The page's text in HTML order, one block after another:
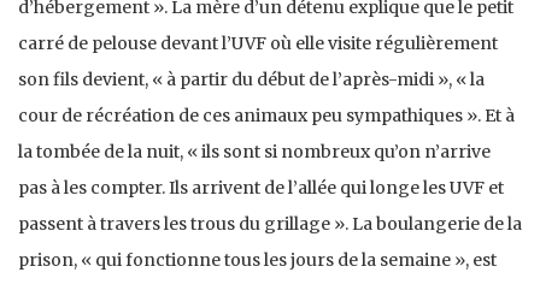
d’hébergement ». La mère d’un détenu explique que le petit
carré de pelouse devant l’UVF où elle visite régulièrement
son fils devient, « à partir du début de l’après-midi », « la
cour de récréation de ces animaux peu sympathiques ». Et à
la tombée de la nuit, « ils sont si nombreux qu’on n’arrive
pas à les compter. Ils arrivent de l’allée qui longe les UVF et
passent à travers les trous du grillage ». La boulangerie de la
prison, « qui fonctionne tous les jours de la semaine », est